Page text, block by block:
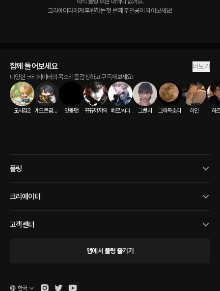
크리에이터에게 후원하는 첫 번째 주인공이 되어보세요!
함께 들어보세요 더보기
다양한 크리에이터의 목소리를 감상하고 구독해보세요!
도시겸2 게으른굼벵이 맛돌맨 뀨뀨꺄꺄의 메로メロ 그벤치 그의목소리 히인 하
플링
크리에이터
고객센터
앱에서 플링 즐기기
한국